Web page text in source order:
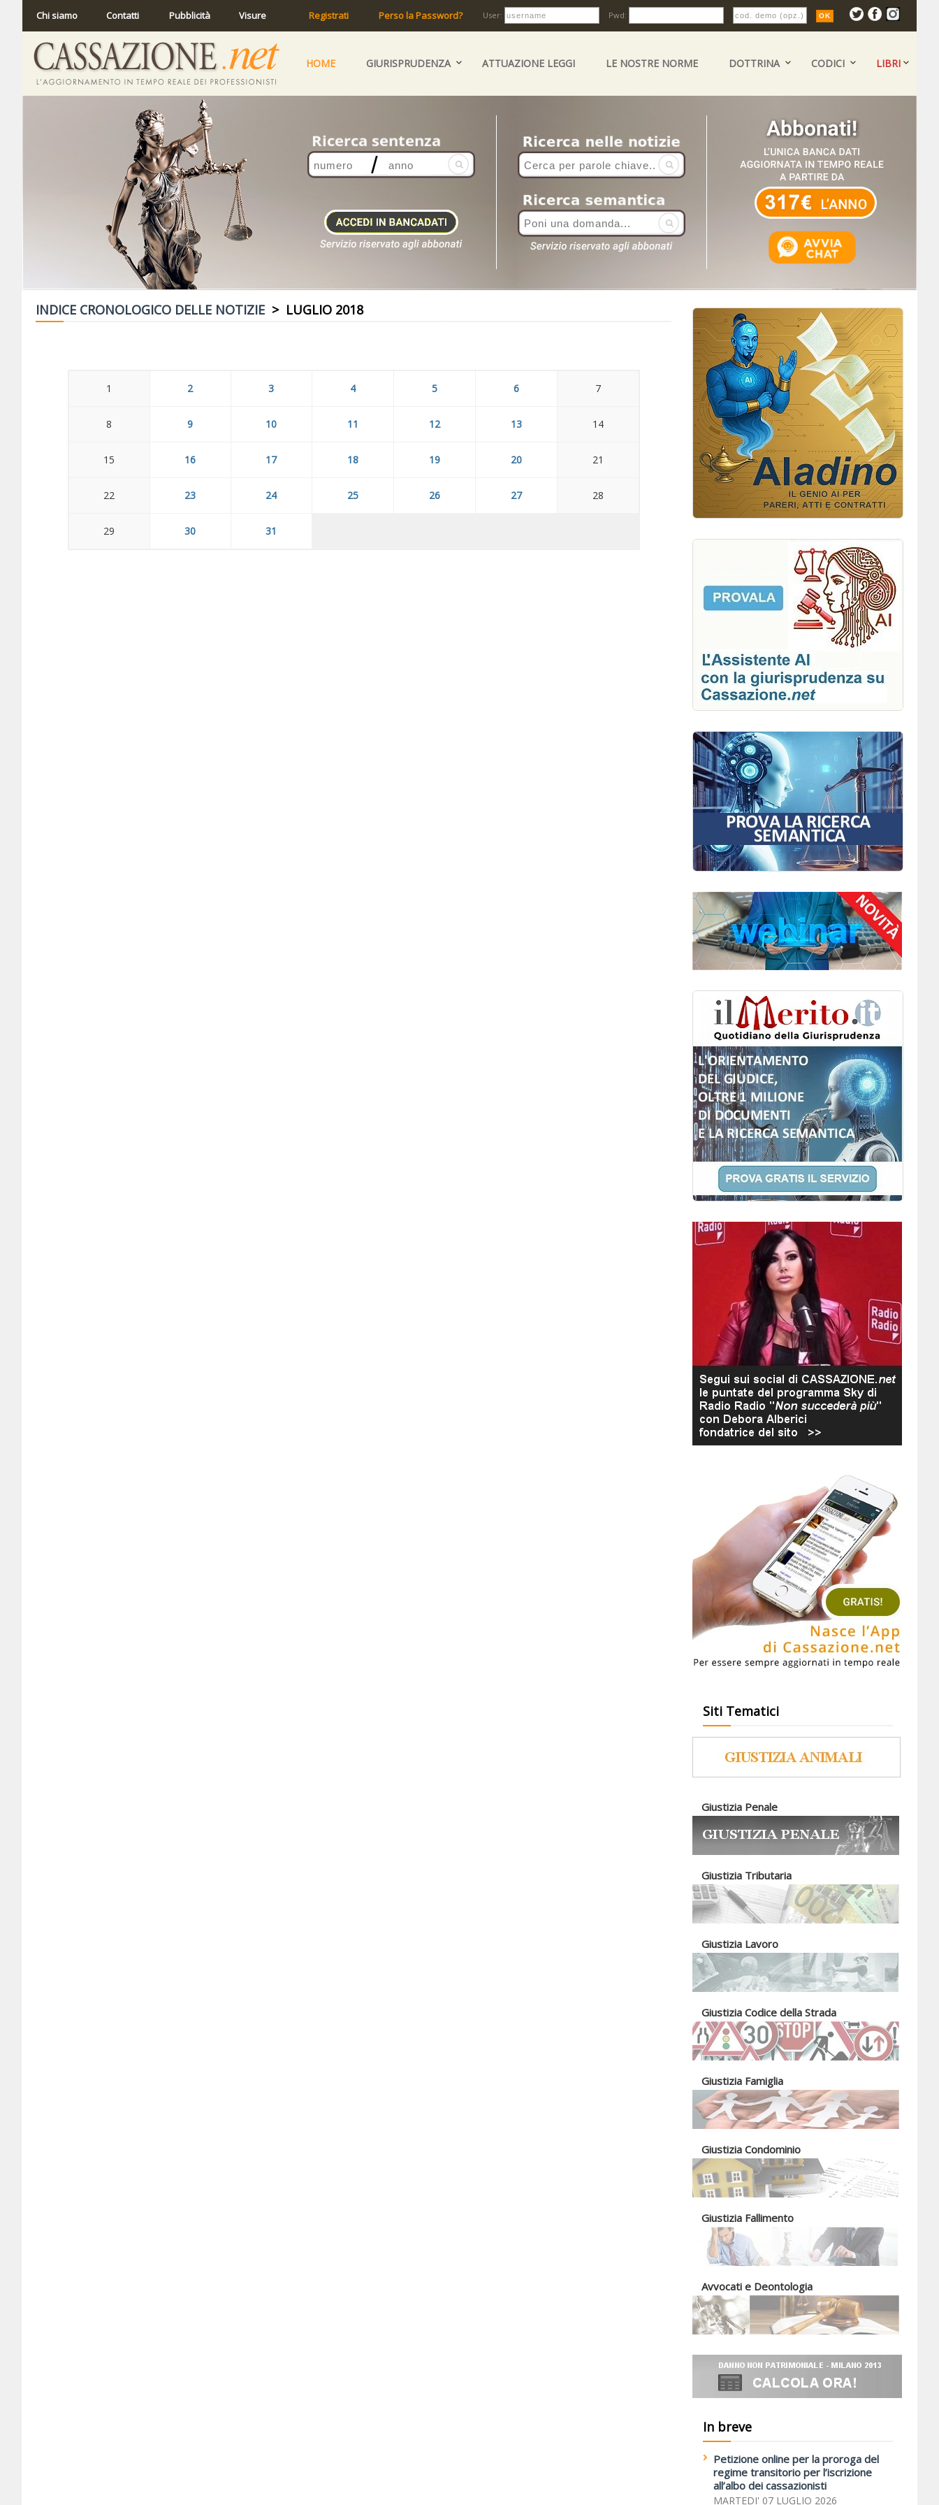
Chi siamo Contatti Pubblicità Visure Registrati Perso la Password? User: Pwd:
HOME GIURISPRUDENZA ATTUAZIONE LEGGI LE NOSTRE NORME DOTTRINA CODICI LIBRI
INDICE CRONOLOGICO DELLE NOTIZIE > LUGLIO 2018
1 2 3 4 5 6 7
8 9 10 11 12 13 14
15 16 17 18 19 20 21
22 23 24 25 26 27 28
29 30 31
Siti Tematici
Giustizia Penale
Giustizia Tributaria
Giustizia Lavoro
Giustizia Codice della Strada
Giustizia Famiglia
Giustizia Condominio
Giustizia Fallimento
Avvocati e Deontologia
In breve
Petizione online per la proroga del
regime transitorio per l’iscrizione
all’albo dei cassazionisti
MARTEDI' 07 LUGLIO 2026